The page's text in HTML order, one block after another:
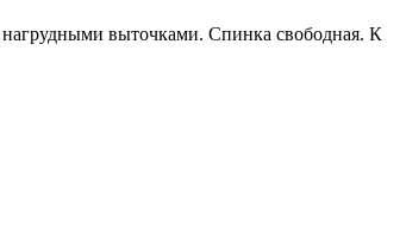
нагрудными выточками. Спинка свободная. К